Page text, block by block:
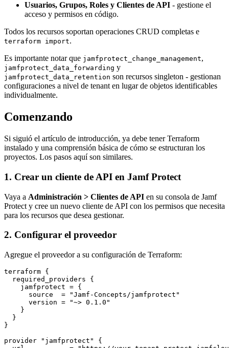
Usuarios, Grupos, Roles y Clientes de API - gestione el
acceso y permisos en código.
Todos los recursos soportan operaciones CRUD completas e
terraform import.
Es importante notar que jamfprotect_change_management,
jamfprotect_data_forwarding y
jamfprotect_data_retention son recursos singleton - gestionan
configuraciones a nivel de tenant en lugar de objetos identificables
individualmente.
Comenzando
Si siguió el artículo de introducción, ya debe tener Terraform
instalado y una comprensión básica de cómo se estructuran los
proyectos. Los pasos aquí son similares.
1. Crear un cliente de API en Jamf Protect
Vaya a Administración > Clientes de API en su consola de Jamf
Protect y cree un nuevo cliente de API con los permisos que necesita
para los recursos que desea gestionar.
2. Configurar el proveedor
Agregue el proveedor a su configuración de Terraform:
terraform {
  required_providers {
    jamfprotect = {
      source  = "Jamf-Concepts/jamfprotect"
      version = "~> 0.1.0"
    }
  }
}
provider "jamfprotect" {